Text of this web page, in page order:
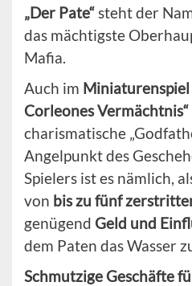
„Der Pate“steht der
das mächtigste
Mafia.
Auch im Miniaturenspiel
Corleones Vermächtnis“
charismatische
Angelpunkt des
Spielers ist es nämlich,
von bis zu fünf
genügend Geld und
dem Paten das Wasser
Schmutzige Geschäfte